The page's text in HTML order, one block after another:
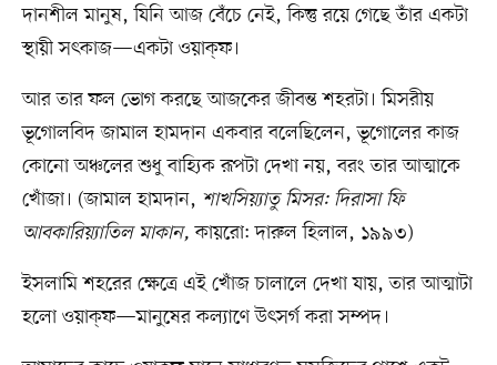
দানশীল মানুষ, যিনি আজ বেঁচে নেই, কিন্তু রয়ে গেছে তাঁর একটা
স্থায়ী সৎকাজ—একটা ওয়াক্‌ফ।
আর তার ফল ভোগ করছে আজকের জীবন্ত শহরটা। মিসরীয়
ভূগোলবিদ জামাল হামদান একবার বলেছিলেন, ভূগোলের কাজ
কোনো অঞ্চলের শুধু বাহ্যিক রূপটা দেখা নয়, বরং তার আত্মাকে
খোঁজা। (জামাল হামদান, শাখসিয়্যাতু মিসর: দিরাসা ফি
আবকারিয়্যাতিল মাকান, কায়রো: দারুল হিলাল, ১৯৯৩)
ইসলামি শহরের ক্ষেত্রে এই খোঁজ চালালে দেখা যায়, তার আত্মাটা
হলো ওয়াক্‌ফ—মানুষের কল্যাণে উৎসর্গ করা সম্পদ।